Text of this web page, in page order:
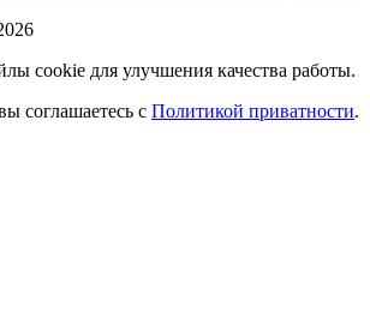
cookie для улучшения качества работы.
соглашаетесь с Политикой приватности.